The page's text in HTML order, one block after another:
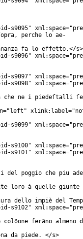
s9095" xml:space="
perche lo ae-
fa lo effetto.</s>
s9096" xml:space="
s9097" xml:space="
s9098" xml:space="
che ne i piedeſtalli
=" left " xlink:label="
s9099" xml:space="
s9100" xml:space="
s9101" xml:space="
del poggio che piu
loro à quelle giunte
dello impiè del
s9102" xml:space="
ſerãno
da piede. </s>